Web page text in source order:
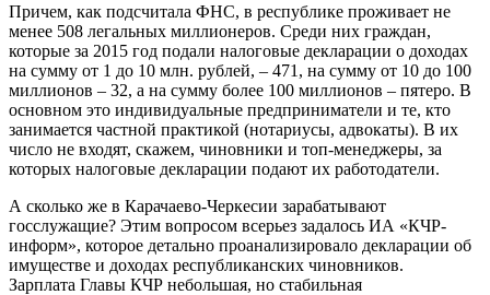
Причем, как подсчитала ФНС, в республике проживает не
менее 508 легальных миллионеров. Среди них граждан,
которые за 2015 год подали налоговые декларации о доходах
на сумму от 1 до 10 млн. рублей, – 471, на сумму от 10 до 100
миллионов – 32, а на сумму более 100 миллионов – пятеро. В
основном это индивидуальные предприниматели и те, кто
занимается частной практикой (нотариусы, адвокаты). В их
число не входят, скажем, чиновники и топ-менеджеры, за
которых налоговые декларации подают их работодатели.
А сколько же в Карачаево-Черкесии зарабатывают
госслужащие? Этим вопросом всерьез задалось ИА «КЧР-
информ», которое детально проанализировало декларации об
имуществе и доходах республиканских чиновников.
Зарплата Главы КЧР небольшая, но стабильная